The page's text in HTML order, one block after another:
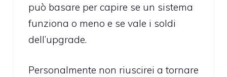
può basare per capire se un sistema
funziona o meno e se vale i soldi
dell’upgrade.
Personalmente non riuscirei a tornare